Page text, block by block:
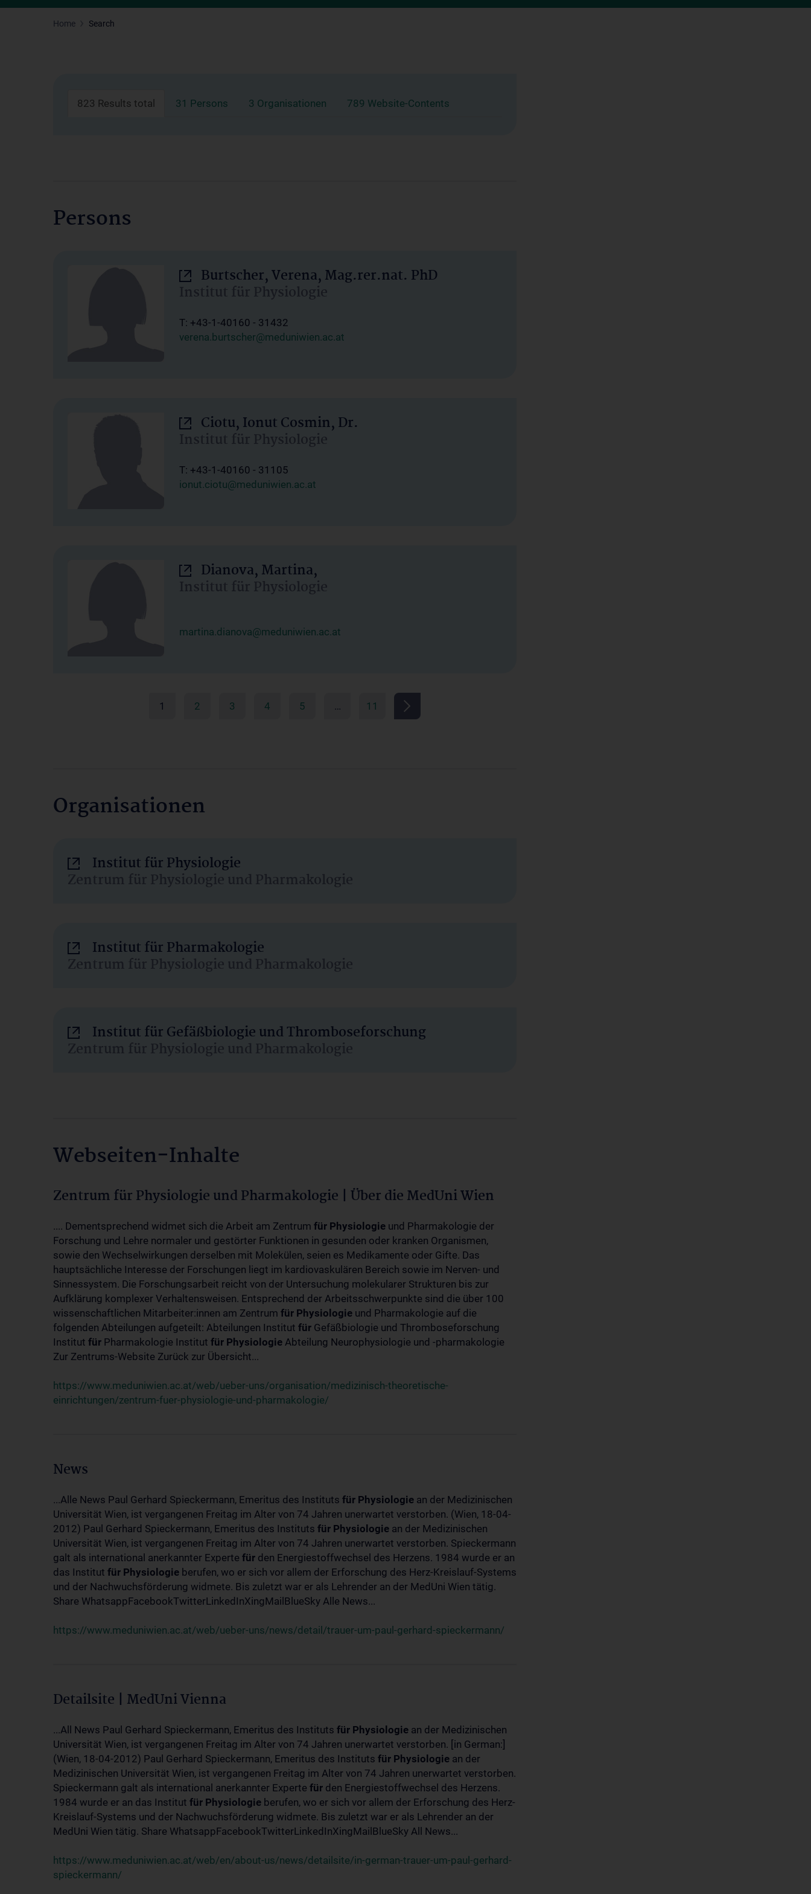
Home Search
823 Results total 31 Persons 3 Organisationen 789 Website-Contents
Persons
Burtscher, Verena, Mag.rer.nat. PhD
Institut für Physiologie
T: +43-1-40160 - 31432
verena.burtscher@meduniwien.ac.at
Ciotu, Ionut Cosmin, Dr.
Institut für Physiologie
T: +43-1-40160 - 31105
ionut.ciotu@meduniwien.ac.at
Dianova, Martina,
Institut für Physiologie
martina.dianova@meduniwien.ac.at
1 2 3 4 5 … 11
Organisationen
Institut für Physiologie
Zentrum für Physiologie und Pharmakologie
Institut für Pharmakologie
Zentrum für Physiologie und Pharmakologie
Institut für Gefäßbiologie und Thromboseforschung
Zentrum für Physiologie und Pharmakologie
Webseiten-Inhalte
Zentrum für Physiologie und Pharmakologie | Über die MedUni Wien
.... Dementsprechend widmet sich die Arbeit am Zentrum für Physiologie und Pharmakologie der
Forschung und Lehre normaler und gestörter Funktionen in gesunden oder kranken Organismen,
sowie den Wechselwirkungen derselben mit Molekülen, seien es Medikamente oder Gifte. Das
hauptsächliche Interesse der Forschungen liegt im kardiovaskulären Bereich sowie im Nerven- und
Sinnessystem. Die Forschungsarbeit reicht von der Untersuchung molekularer Strukturen bis zur
Aufklärung komplexer Verhaltensweisen. Entsprechend der Arbeitsschwerpunkte sind die über 100
wissenschaftlichen Mitarbeiter:innen am Zentrum für Physiologie und Pharmakologie auf die
folgenden Abteilungen aufgeteilt: Abteilungen Institut für Gefäßbiologie und Thromboseforschung
Institut für Pharmakologie Institut für Physiologie Abteilung Neurophysiologie und -pharmakologie
Zur Zentrums-Website Zurück zur Übersicht...
https://www.meduniwien.ac.at/web/ueber-uns/organisation/medizinisch-theoretische-
einrichtungen/zentrum-fuer-physiologie-und-pharmakologie/
News
...Alle News Paul Gerhard Spieckermann, Emeritus des Instituts für Physiologie an der Medizinischen
Universität Wien, ist vergangenen Freitag im Alter von 74 Jahren unerwartet verstorben. (Wien, 18-04-
2012) Paul Gerhard Spieckermann, Emeritus des Instituts für Physiologie an der Medizinischen
Universität Wien, ist vergangenen Freitag im Alter von 74 Jahren unerwartet verstorben. Spieckermann
galt als international anerkannter Experte für den Energiestoffwechsel des Herzens. 1984 wurde er an
das Institut für Physiologie berufen, wo er sich vor allem der Erforschung des Herz-Kreislauf-Systems
und der Nachwuchsförderung widmete. Bis zuletzt war er als Lehrender an der MedUni Wien tätig.
Share WhatsappFacebookTwitterLinkedInXingMailBlueSky Alle News...
https://www.meduniwien.ac.at/web/ueber-uns/news/detail/trauer-um-paul-gerhard-spieckermann/
Detailsite | MedUni Vienna
...All News Paul Gerhard Spieckermann, Emeritus des Instituts für Physiologie an der Medizinischen
Universität Wien, ist vergangenen Freitag im Alter von 74 Jahren unerwartet verstorben. [in German:]
(Wien, 18-04-2012) Paul Gerhard Spieckermann, Emeritus des Instituts für Physiologie an der
Medizinischen Universität Wien, ist vergangenen Freitag im Alter von 74 Jahren unerwartet verstorben.
Spieckermann galt als international anerkannter Experte für den Energiestoffwechsel des Herzens.
1984 wurde er an das Institut für Physiologie berufen, wo er sich vor allem der Erforschung des Herz-
Kreislauf-Systems und der Nachwuchsförderung widmete. Bis zuletzt war er als Lehrender an der
MedUni Wien tätig. Share WhatsappFacebookTwitterLinkedInXingMailBlueSky All News...
https://www.meduniwien.ac.at/web/en/about-us/news/detailsite/in-german-trauer-um-paul-gerhard-
spieckermann/